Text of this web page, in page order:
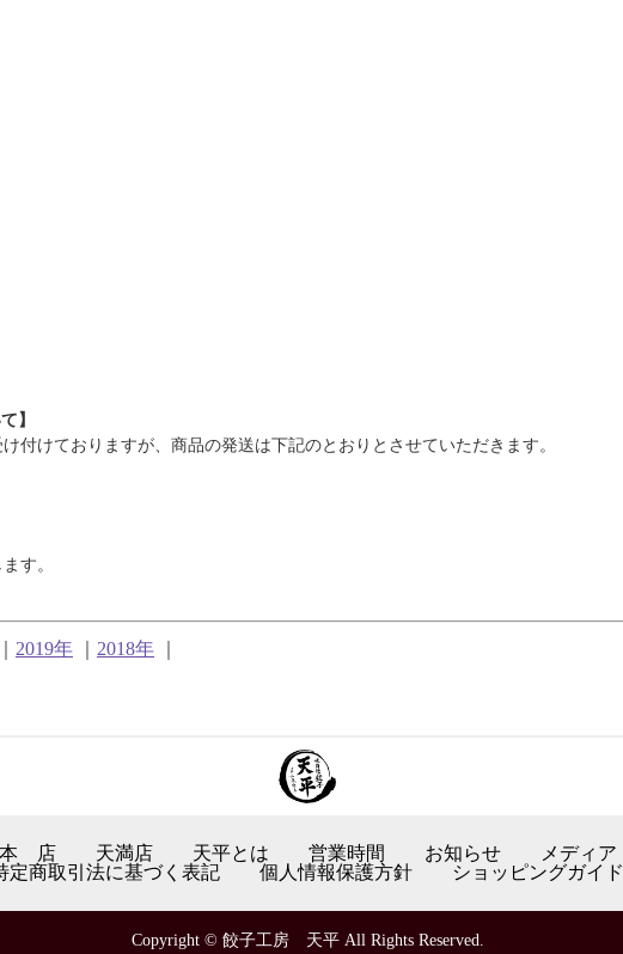
】
付けておりますが、商品の発送は下記のとおりとさせていただきます。
す。
2019年 2018年
本 店 天満店 天平とは 営業時間 お知らせ
メディア
定商取引法に基づく表記 個人情報保護方針 ショッピングガイド
Copyright © 餃子工房 天平 All Rights Reserved.